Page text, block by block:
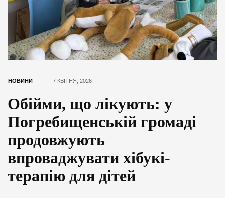
НОВИНИ 7 КВІТНЯ, 2026
Обійми, що лікують: у
Погребищенській громаді
продовжують
впроваджувати хібукі-
терапію для дітей